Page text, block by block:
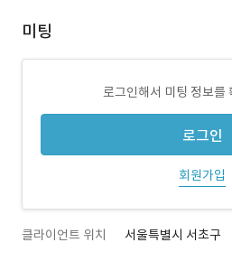
미팅
로그인해서 미팅 정보를
로그인
회원가입
클라이언트 위치 서울특별시 서초구